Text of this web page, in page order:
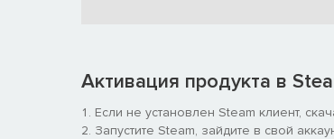
Активация продукта в
Если не установлен Steam клиент,
Запустите Steam, зайдите в свой